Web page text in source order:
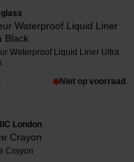
Waterproof Liquid Liner
Black
Waterproof Liquid Liner Ultra
Niet op voorraad
London
Crayon
Crayon